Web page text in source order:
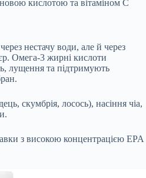
кислотою та вітаміном C
нестачу води, але й через
Омега-3 жирні кислоти
лущення та підтримують
скумбрія, лосось), насіння чіа,
з високою концентрацією EPA